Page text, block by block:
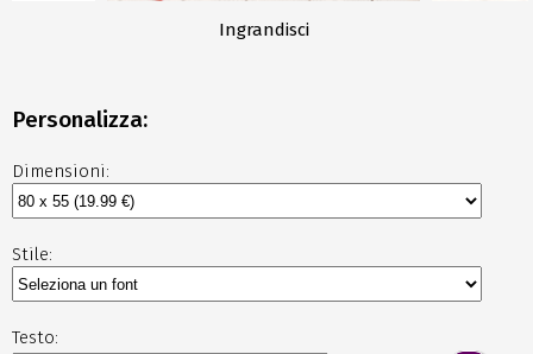
Ingrandisci
Personalizza:
Stile:
Testo:
Dimensioni: